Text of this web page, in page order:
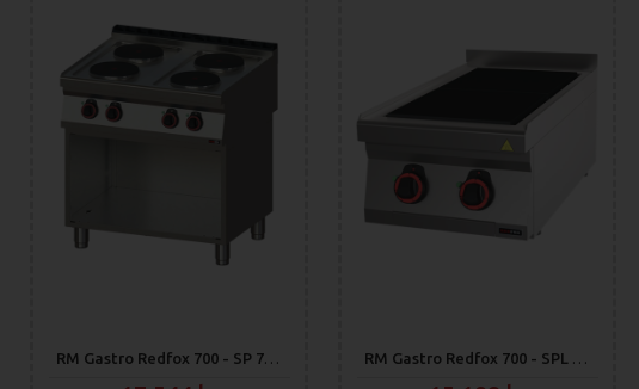
RM Gastro Redfox 700 - SP 70/80 E Restaurangspis